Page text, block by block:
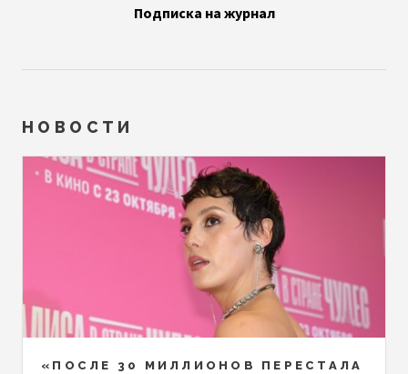
Подписка на журнал
НОВОСТИ
«ПОСЛЕ 30 МИЛЛИОНОВ ПЕРЕСТАЛА